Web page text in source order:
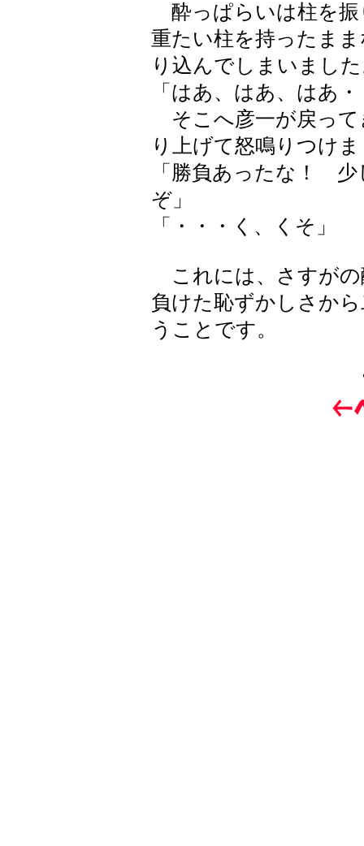
酔っぱらいは柱を振
重たい柱を持ったま
り込んでしまいまし
「はあ、はあ、はあ
そこへ彦一が戻って
り上げて怒鳴りつけ
「勝負あったな！
ぞ」
「・・・く、くそ」
これには、さすがの
負けた恥ずかしさか
うことです。